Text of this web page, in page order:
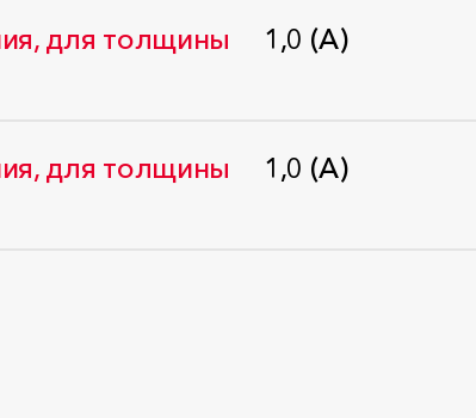
для толщины
1,0 (А)
для толщины
1,0 (А)